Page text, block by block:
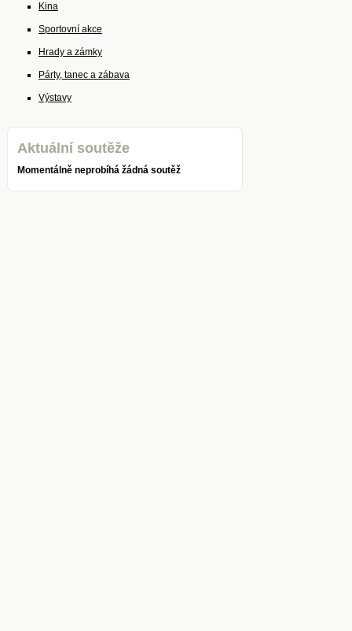
Kina
Sportovní akce
Hrady a zámky
Párty, tanec a zábava
Výstavy
Aktuální soutěže
Momentálně neprobíhá žádná soutěž